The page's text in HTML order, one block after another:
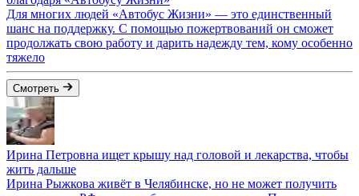
Для многих людей «Автобус Жизни» — это единственный
шанс на поддержку. С помощью пожертвований он сможет
продолжать свою работу и дарить надежду тем, кому особенно
тяжело
Смотреть
Ирина Петровна ищет крышу над головой и лекарства, чтобы
жить дальше
Ирина Рыжкова живёт в Челябинске, но не может получить